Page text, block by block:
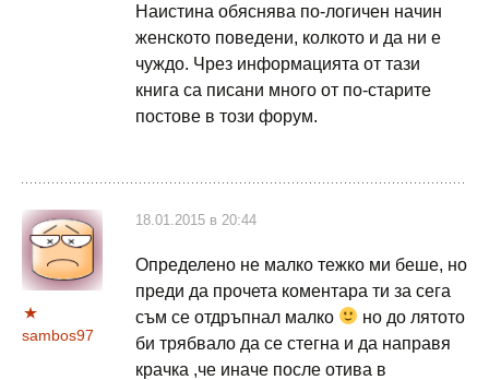
Наистина обяснява по-логичен начин
женското поведени, колкото и да ни е
чуждо. Чрез информацията от тази
книга са писани много от по-старите
постове в този форум.
sambos97
18.01.2015 в 20:44
Определено не малко тежко ми беше, но
преди да прочета коментара ти за сега
съм се отдръпнал малко
но до лятото
би трябвало да се стегна и да направя
крачка ,че иначе после отива в